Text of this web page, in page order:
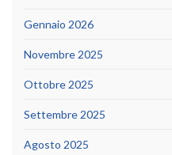
Gennaio 2026
Novembre 2025
Ottobre 2025
Settembre 2025
Agosto 2025